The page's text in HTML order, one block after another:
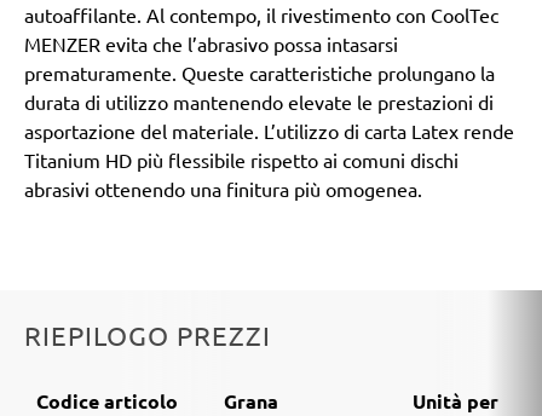
autoaffilante. Al contempo, il rivestimento con CoolTec
MENZER evita che l’abrasivo possa intasarsi
prematuramente. Queste caratteristiche prolungano la
durata di utilizzo mantenendo elevate le prestazioni di
asportazione del materiale. L’utilizzo di carta Latex rende
Titanium HD più flessibile rispetto ai comuni dischi
abrasivi ottenendo una finitura più omogenea.
RIEPILOGO PREZZI
Codice articolo Grana
Unità per